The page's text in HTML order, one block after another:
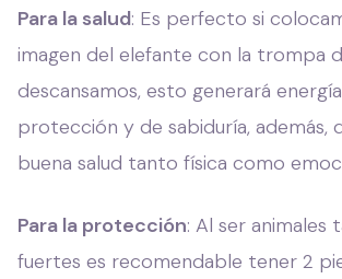
Para la salud: Es perfecto si
imagen del elefante con la trompa
descansamos, esto generará
protección y de sabiduría, además,
buena salud tanto física como
Para la protección: Al ser animales
fuertes es recomendable tener 2